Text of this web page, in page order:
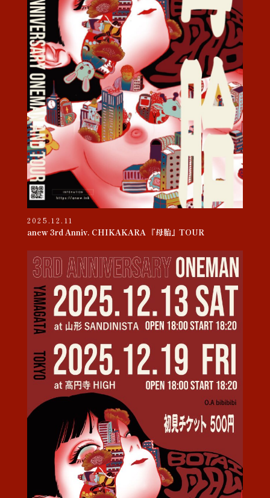
2025.12.11
anew 3rd Anniv. CHIKAKARA 『母胎』TOUR